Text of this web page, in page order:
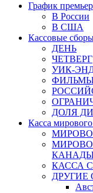
График премьер
В России
В США
Кассовые
ДЕНЬ
ЧЕТВЕРГ
УИК-
ДОЛЯ
Касса
КАССА
ДРУГИЕ